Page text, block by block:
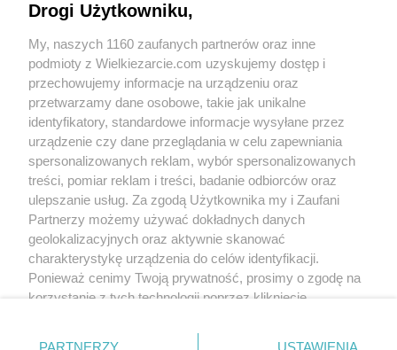
chciałabym zrobić to ciasto na komunię
mojego synka,tylko nie wiem jaki wymiar
blaszki,czy to ma być ta która jest na
wyposażeniu piekarnika ?i jeszcze jedno czy
masz jakiś patent żeby tak pięknie ,jak u
Ciebie wyglądała galaretka?dziękuję i
pozdrawiam
Calzone
malaga73 (2016-05-01 15:20)
pyszne,dzieci zadowolone,ciasto bardzo
dobre,dziękuję i pozdrawiam
ziemniaki zapiekane w
malaga73 (2016-04-26 07:13)
dziękuję
Drogi Użytkowniku,
My, naszych 1160 zaufanych partnerów oraz inne
podmioty z Wielkiezarcie.com uzyskujemy dostęp i
przechowujemy informacje na urządzeniu oraz
przetwarzamy dane osobowe, takie jak unikalne
identyfikatory, standardowe informacje wysyłane przez
urządzenie czy dane przeglądania w celu zapewniania
spersonalizowanych reklam, wybór spersonalizowanych
treści, pomiar reklam i treści, badanie odbiorców oraz
ulepszanie usług. Za zgodą Użytkownika my i Zaufani
Partnerzy możemy używać dokładnych danych
geolokalizacyjnych oraz aktywnie skanować
charakterystykę urządzenia do celów identyfikacji.
Ponieważ cenimy Twoją prywatność, prosimy o zgodę na
korzystanie z tych technologii poprzez kliknięcie
zmienić/wycofać klikając przycisk ustawień prywatności
PARTNERZY USTAWIENIA